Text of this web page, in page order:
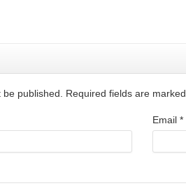
published. Required fields are marked
Email *